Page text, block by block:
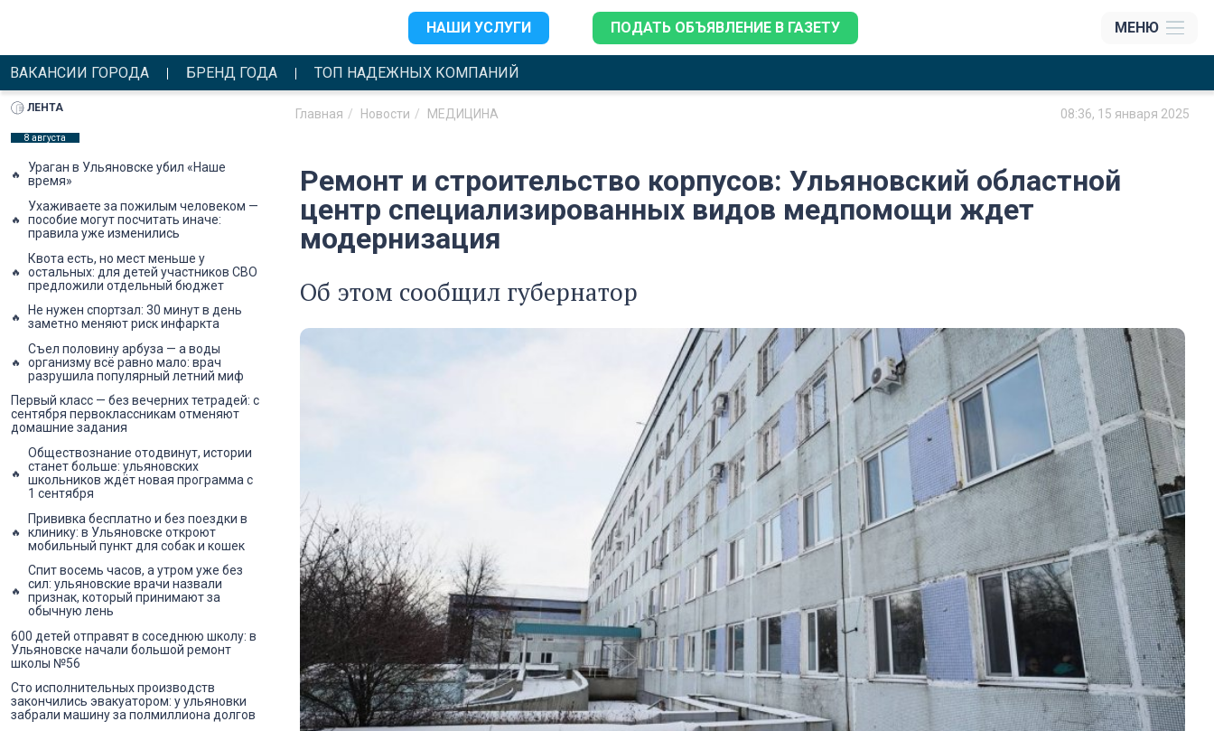
НАШИ УСЛУГИ ПОДАТЬ ОБЪЯВЛЕНИЕ В ГАЗЕТУ МЕНЮ
ВАКАНСИИ ГОРОДА БРЕНД ГОДА ТОП НАДЕЖНЫХ КОМПАНИЙ
Главная Новости МЕДИЦИНА 08:36, 15 января 2025
Ремонт и строительство корпусов: Ульяновский областной
центр специализированных видов медпомощи ждет
модернизация
Об этом сообщил губернатор
ЛЕНТА
8 августа
Ураган в Ульяновске убил «Наше
время»
Ухаживаете за пожилым человеком —
пособие могут посчитать иначе:
правила уже изменились
Квота есть, но мест меньше у
остальных: для детей участников СВО
предложили отдельный бюджет
Не нужен спортзал: 30 минут в день
заметно меняют риск инфаркта
Съел половину арбуза — а воды
организму всё равно мало: врач
разрушила популярный летний миф
Первый класс — без вечерних тетрадей: с
сентября первоклассникам отменяют
домашние задания
Обществознание отодвинут, истории
станет больше: ульяновских
школьников ждёт новая программа с
1 сентября
Прививка бесплатно и без поездки в
клинику: в Ульяновске откроют
мобильный пункт для собак и кошек
Спит восемь часов, а утром уже без
сил: ульяновские врачи назвали
признак, который принимают за
обычную лень
600 детей отправят в соседнюю школу: в
Ульяновске начали большой ремонт
школы №56
Сто исполнительных производств
закончились эвакуатором: у ульяновки
забрали машину за полмиллиона долгов